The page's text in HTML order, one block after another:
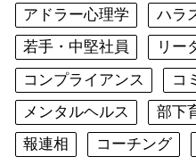
アドラー心理学
ハラ
若手・中堅社員
リー
コンプライアンス
コ
メンタルヘルス
部下
報連相
コーチング